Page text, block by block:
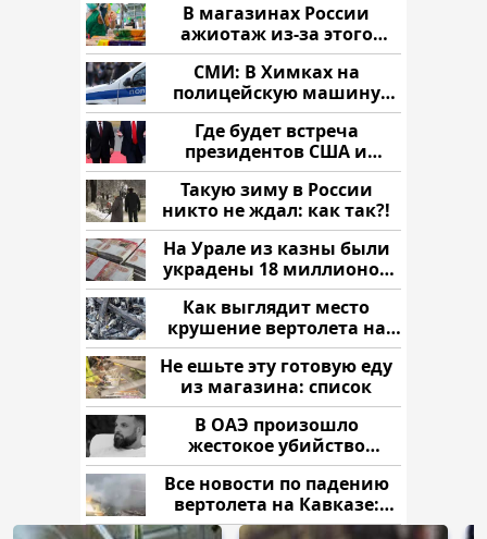
В магазинах России
ажиотаж из-за этого
продукта: что купить?
СМИ: В Химках на
полицейскую машину
напали и подожгли.
Где будет встреча
президентов США и
России: Европа?
Такую зиму в России
никто не ждал: как так?!
На Урале из казны были
украдены 18 миллионов
рублей
Как выглядит место
крушение вертолета на
Кавказе: смотреть
Не ешьте эту готовую еду
из магазина: список
В ОАЭ произошло
жестокое убийство
криптомиллионера
Все новости по падению
вертолета на Кавказе:
читать здесь